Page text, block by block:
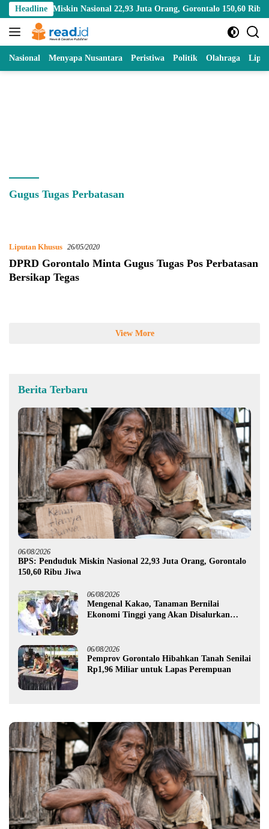
Skip
to
content
Headline
Miskin Nasional 22,93 Juta Orang, Gorontalo 150,60 Ribu Jiwa
Nasional Menyapa Nusantara Peristiwa Politik Olahraga
Gugus Tugas Perbatasan
Liputan Khusus 26/05/2020
DPRD Gorontalo Minta Gugus Tugas Pos Perbatasan
Bersikap Tegas
View More
Berita Terbaru
06/08/2026
BPS: Penduduk Miskin Nasional 22,93 Juta Orang, Gorontalo
150,60 Ribu Jiwa
06/08/2026
Mengenal Kakao, Tanaman Bernilai
Ekonomi Tinggi yang Akan Disalurkan
06/08/2026
Pemprov Gorontalo Hibahkan Tanah Senilai
Rp1,96 Miliar untuk Lapas Perempuan